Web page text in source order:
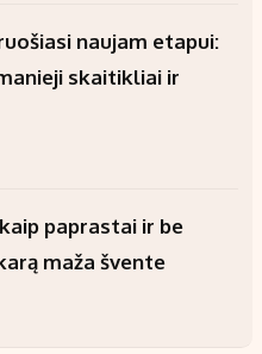
naujam etapui:
skaitikliai ir
paprastai ir be
maža švente